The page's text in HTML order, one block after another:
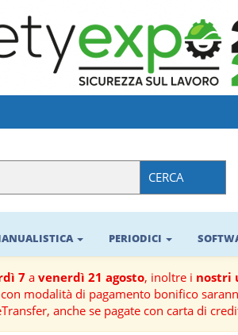
CERCA
PERIODICI
7a venerdì 21 agosto, inoltre i nostri
con modalità di pagamento bonifico
anche se pagate con carta di